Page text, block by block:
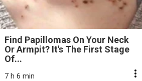
Find Papillomas On Your Neck
Or Armpit? It's The First Stage
Of...
7 h 6 min